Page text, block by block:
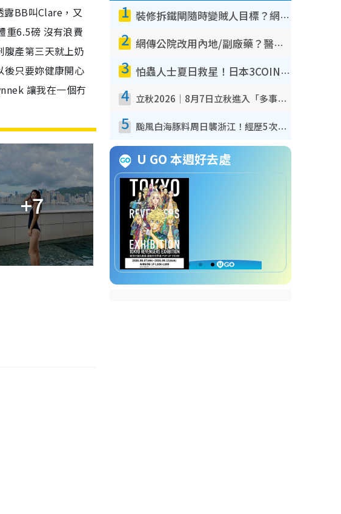
露BB叫Clare，又
重6.5磅 沒有浪費
產第三天就上奶
後只要妳健康開心
讓我在一個冇
+7
1 裝修拆鐵閘隨時變賊人目標？網民揭2大關鍵用途：裝新式等於白裝？附新舊鐵閘分別
2 網傳公院改用內地/副廠藥？醫生拆解正副廠分別 揭4類人換藥隨時出事
3 怕蟲人士夏日救星！日本3COINS爆紅驅蟲神器$45起 1招「全程免觸碰」輕鬆搞定小強
4 立秋2026｜8月7日立秋進入「多事之秋」 3件事唔做得！專家教6招開運 清枱頭／銀包納氣接好運
5 颱風白海豚料周日襲浙江！經歷5次「眼牆置換」極罕見 成登陸內地最長途颱風
U GO 本週好去處